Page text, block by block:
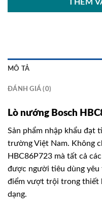
THÊM
MÔ TẢ
ĐÁNH GIÁ (0)
Lò nướng Bosch
Sản phẩm nhập khẩu đạt
trường Việt Nam. Không
HBC86P723 mà tất cả
được người tiêu dùng
điểm vượt trội trong thiết
dạng.